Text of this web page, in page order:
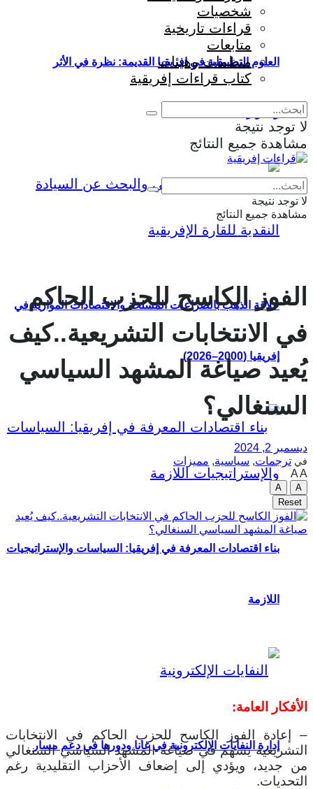
العلوم التطبيقية في إفريقيا القديمة: نظرة في الأثر
والمؤثرات
علاقة الذهب بالصراعات المسلحة والاقتصادات الموازية في
إفريقيا (2000–2026)
بناء اقتصادات المعرفة في إفريقيا: السياسات والإستراتيجيات
اللازمة
إدارة النفايات الإلكترونية في غانا ودورها في دعم مسار
شخصيات
قراءات تاريخية
متابعات
منظمات وهيئات
كتاب قراءات إفريقية
لا توجد نتيجة
مشاهدة جميع النتائج
لا توجد نتيجة
مشاهدة جميع النتائج
الفوز الكاسح للحزب الحاكم
في الانتخابات التشريعية..كيف
يُعيد صياغة المشهد السياسي
السنغالي؟
ديسمبر 2, 2024
في ترجمات, سياسية, مميزات
AA
A
A
Reset
الأفكار العامة:
– إعادة الفوز الكاسح للحزب الحاكم في الانتخابات
التشريعية يسهم في صياغة المشهد السياسي السنغالي
من جديد، ويؤدي إلى إضعاف الأحزاب التقليدية رغم
التحديات.